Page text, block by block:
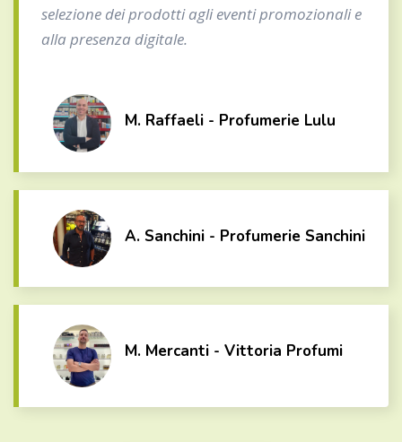
selezione dei prodotti agli eventi promozionali e
alla presenza digitale.
M. Raffaeli - Profumerie Lulu
A. Sanchini - Profumerie Sanchini
M. Mercanti - Vittoria Profumi